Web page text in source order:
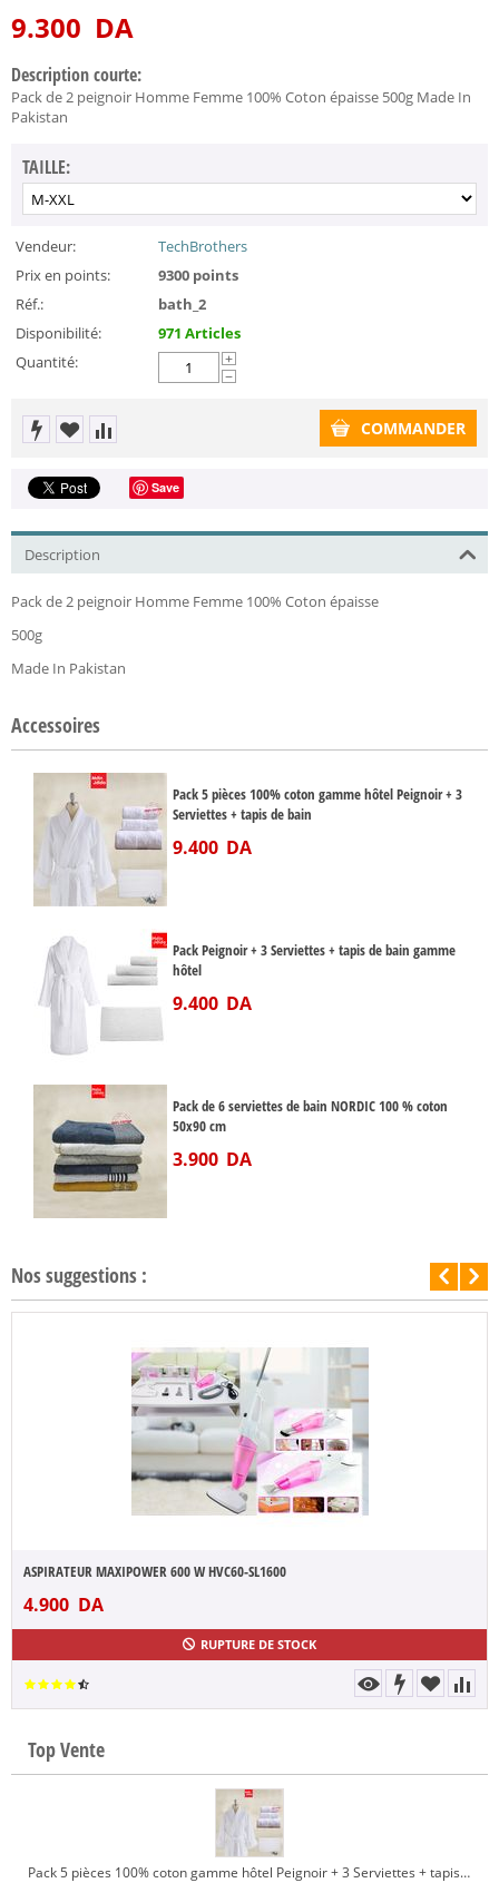
9.300 DA
Description courte:
Pack de 2 peignoir Homme Femme 100% Coton épaisse 500g Made In
Pakistan
TAILLE:
Vendeur:
TechBrothers
Prix en points:
9300 points
Réf.:
bath_2
Disponibilité:
971 Articles
Quantité:
+
−
COMMANDER
Save
Description
Pack de 2 peignoir Homme Femme 100% Coton épaisse
500g
Made In Pakistan
Accessoires
Pack 5 pièces 100% coton gamme hôtel Peignoir + 3
Serviettes + tapis de bain
9.400 DA
Pack Peignoir + 3 Serviettes + tapis de bain gamme
hôtel
9.400 DA
Pack de 6 serviettes de bain NORDIC 100 % coton
50x90 cm
3.900 DA
Nos suggestions :
ASPIRATEUR MAXIPOWER 600 W HVC60-SL1600
4.900 DA
RUPTURE DE STOCK
Top Vente
Pack 5 pièces 100% coton gamme hôtel Peignoir + 3 Serviettes + tapis de bain